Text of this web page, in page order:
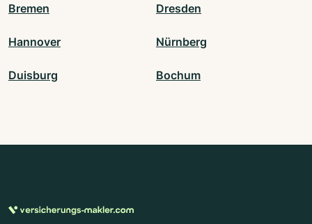
Bremen Dresden
Hannover Nürnberg
Duisburg Bochum